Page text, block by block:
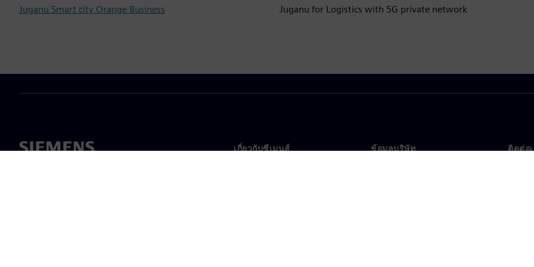
Juganu Smart city Orange Business Juganu for Logistics with 5G private network
เกี่ยวกับซีเมนส์ ข้อมูลบริษัท ติดต่อ